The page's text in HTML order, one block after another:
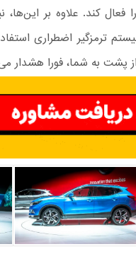
ترمزگیر اضطراری
به شما، فورا هشدار